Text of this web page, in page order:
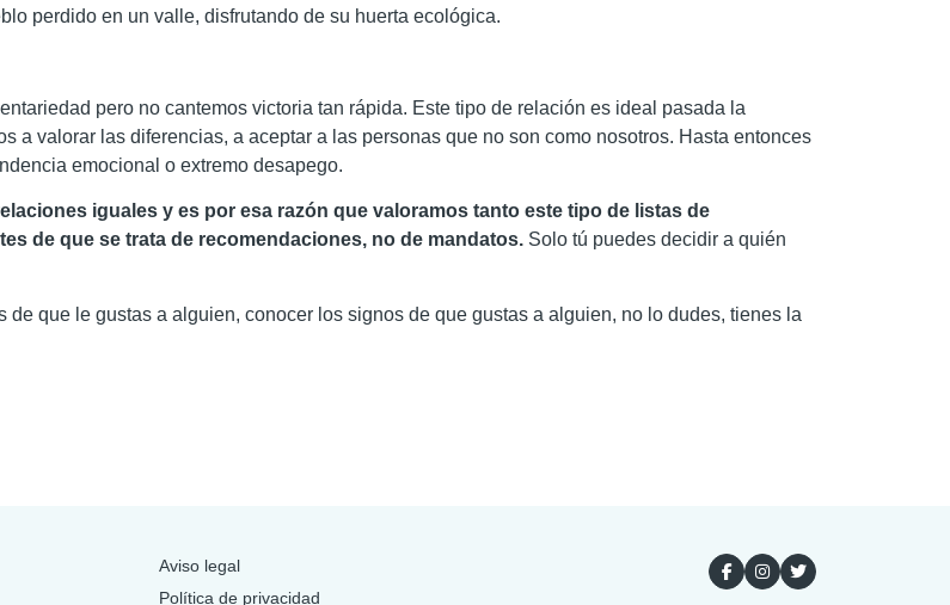
perdido en un valle, disfrutando de su huerta ecológica.
pero no cantemos victoria tan rápida. Este tipo de relación es ideal pasada la
a valorar las diferencias, a aceptar a las personas que no son como nosotros. Hasta entonces
emocional o extremo desapego.
iguales y es por esa razón que valoramos tanto este tipo de listas de
de que se trata de recomendaciones, no de mandatos. Solo tú puedes decidir a quién
que le gustas a alguien, conocer los signos de que gustas a alguien, no lo dudes, tienes la
Aviso legal
Política de privacidad